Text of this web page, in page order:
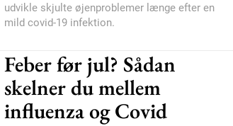
udvikle skjulte øjenproblemer længe efter en
mild covid-19 infektion.
Feber før jul? Sådan
skelner du mellem
influenza og Covid